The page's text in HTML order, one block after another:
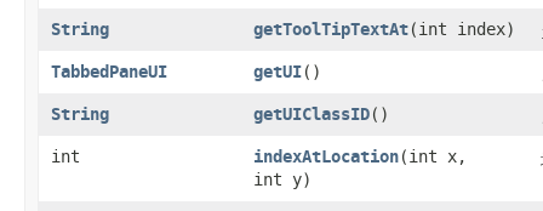
String getToolTipTextAt​(int index)
TabbedPaneUI
getUI()
String getUIClassID()
int indexAtLocation​(int x,
int y)